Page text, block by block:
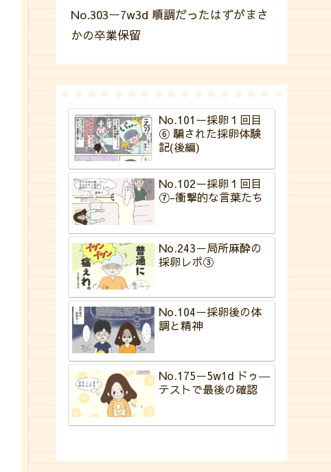
No.303ー7w3d 順調だったはずがまさ
かの卒業保留
No.101ー採卵１回目
⑥ 騙された採卵体験
記(後編)
No.102ー採卵１回目
⑦-衝撃的な言葉たち
No.243－局所麻酔の
採卵レポ③
No.104ー採卵後の体
調と精神
No.175ー5w1d ドゥ―
テストで最後の確認